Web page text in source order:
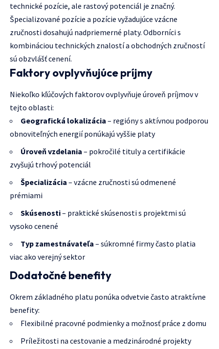
technické pozície, ale rastový potenciál je značný.
Špecializované pozície a pozície vyžadujúce vzácne
zručnosti dosahujú nadpriemerné platy. Odborníci s
kombináciou technických znalostí a obchodných zručností
sú obzvlášť cenení.
Faktory ovplyvňujúce príjmy
Niekoľko kľúčových faktorov ovplyvňuje úroveň príjmov v
tejto oblasti:
Geografická lokalizácia – regióny s aktívnou podporou
obnoviteľných energií ponúkajú vyššie platy
Úroveň vzdelania – pokročilé tituly a certifikácie
zvyšujú trhový potenciál
Špecializácia – vzácne zručnosti sú odmenené
prémiami
Skúsenosti– praktické skúsenosti s projektmi sú
vysoko cenené
Typ zamestnávateľa – súkromné firmy často platia
viac ako verejný sektor
Dodatočné benefity
Okrem základného platu ponúka odvetvie často atraktívne
benefity:
Flexibilné pracovné podmienky a možnosť práce z domu
Príležitosti na cestovanie a medzinárodné projekty